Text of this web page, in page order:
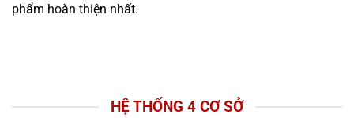
phẩm hoàn thiện nhất.
HỆ THỐNG 4 CƠ SỞ